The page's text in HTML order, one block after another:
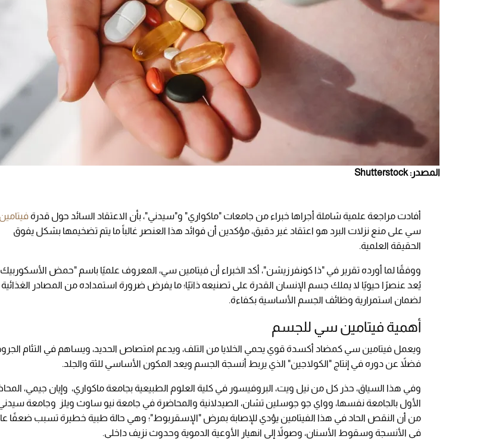
المصدر: Shutterstock
أفادت مراجعة علمية شاملة أجراها خبراء من جامعات "ماكواري" و"سيدني"، بأن الاعتقاد السائد حول قدرةفيتامين
سي على منع نزلات البرد هو اعتقاد غير دقيق، مؤكدين أن فوائد هذا العنصر غالباً ما يتم تضخيمها بشكل يفوق
الحقيقة العلمية.
ووفقًا لما أورده تقرير في "ذا كونفرزيشن"، أكد الخبراء أن فيتامين سي، المعروف علميًا باسم "حمض
يُعد عنصرًا حيويًا لا يملك جسم الإنسان القدرة على تصنيعه ذاتيًا؛ ما يفرض ضرورة استمداده من المصادر الغذائية
لضمان استمرارية وظائف الجسم الأساسية بكفاءة.
أهمية فيتامين سي للجسم
ويعمل فيتامين سي كمضاد أكسدة قوي يحمي الخلايا من التلف، ويدعم امتصاص الحديد، ويساهم في التئام
فضلاً عن دوره في إنتاج "الكولاجين" الذي يربط أنسجة الجسم ويعد المكون الأساسي للثة والجلد.
وفي هذا السياق، حذر كل من نيل ويت، البروفيسور في كلية العلوم الطبيعية بجامعة ماكواري، وإيان جيمي،
الأول بالجامعة نفسها، وواي جو جوسلين تشان، الصيدلانية والمحاضرة في جامعة نيو ساوث ويلز وجامعة
من أن النقص الحاد في هذا الفيتامين يؤدي للإصابة بمرض "الإسقربوط"؛ وهي حالة طبية خطيرة تسبب ضعفًا
في الأنسجة وسقوط الأسنان، وصولاً إلى انهيار الأوعية الدموية وحدوث نزيف داخلي.